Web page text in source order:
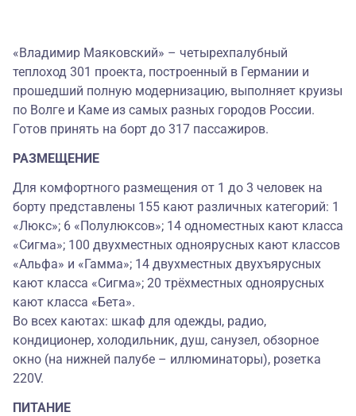
«Владимир Маяковский» – четырехпалубный
теплоход 301 проекта, построенный в Германии и
прошедший полную модернизацию, выполняет круизы
по Волге и Каме из самых разных городов России.
Готов принять на борт до 317 пассажиров.
РАЗМЕЩЕНИЕ
Для комфортного размещения от 1 до 3 человек на
борту представлены 155 кают различных категорий: 1
«Люкс»; 6 «Полулюксов»; 14 одноместных кают класса
«Сигма»; 100 двухместных одноярусных кают классов
«Альфа» и «Гамма»; 14 двухместных двухъярусных
кают класса «Сигма»; 20 трёхместных одноярусных
кают класса «Бета».
Во всех каютах: шкаф для одежды, радио,
кондиционер, холодильник, душ, санузел, обзорное
окно (на нижней палубе – иллюминаторы), розетка
220V.
ПИТАНИЕ